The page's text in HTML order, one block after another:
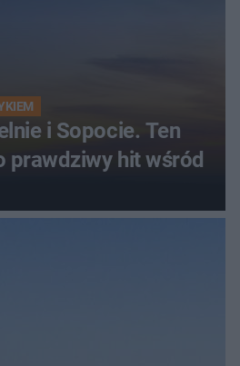
i Sopocie. Ten
prawdziwy hit wśród